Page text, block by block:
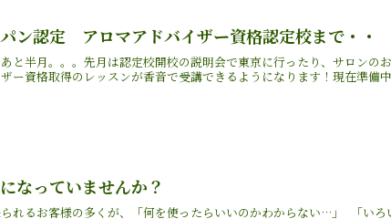
ン認定 アロマアドバイザー資格認定校まで・・
と半月。。。先月は認定校開校の説明会で東京に行ったり、サロン
ー資格取得のレッスンが香音で受講できるようになります！現在準備
なっていませんか？
れるお客様の多くが、「何を使ったらいいのかわからない…」 「い